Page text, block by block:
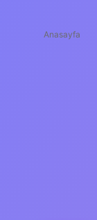
Anasayfa